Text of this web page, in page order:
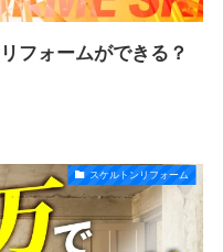
フォームができる？
スケルトンリフォーム